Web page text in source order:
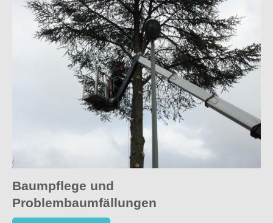
Baumpflege und
Problembaumfällungen